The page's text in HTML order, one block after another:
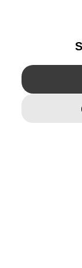
YouTube